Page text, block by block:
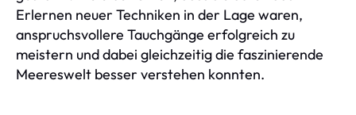
Erlernen neuer Techniken in der Lage waren,
anspruchsvollere Tauchgänge erfolgreich zu
meistern und dabei gleichzeitig die faszinierende
Meereswelt besser verstehen konnten.